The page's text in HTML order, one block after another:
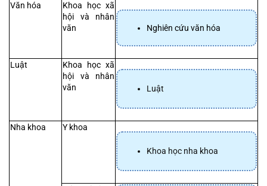
Văn hóa
Khoa học xã
hội và nhân
văn
Nghiên cứu văn hóa
Luật
Khoa học xã
hội và nhân
văn
Luật
Nha khoa Y khoa
Khoa học nha khoa